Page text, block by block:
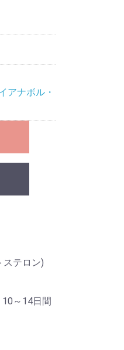
アナボル・
ステロン)
～14日間